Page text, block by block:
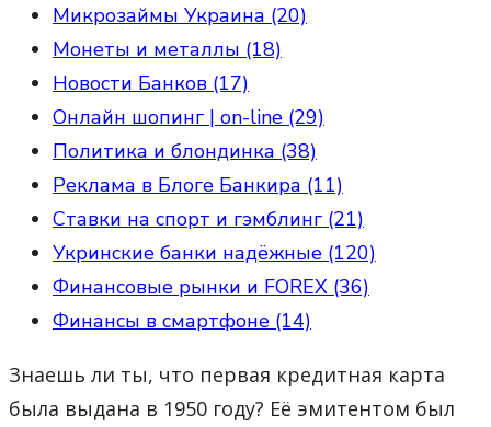
Микрозаймы Украина (20)
Монеты и металлы (18)
Новости Банков (17)
Онлайн шопинг | on-line (29)
Политика и блондинка (38)
Реклама в Блоге Банкира (11)
Ставки на спорт и гэмблинг (21)
Укринские банки надёжные (120)
Финансовые рынки и FOREX (36)
Финансы в смартфоне (14)
Знаешь ли ты, что первая кредитная карта
была выдана в 1950 году? Её эмитентом был